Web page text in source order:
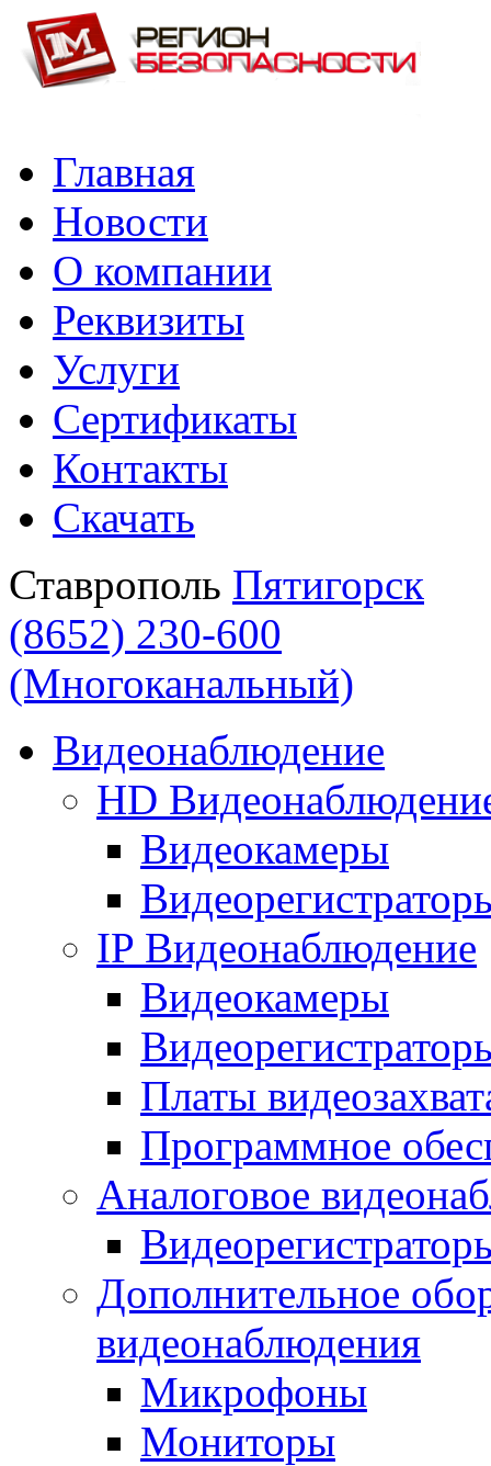
Главная
Новости
О компании
Реквизиты
Услуги
Сертификаты
Контакты
Скачать
Ставрополь Пятигорск
(8652) 230-600
(Многоканальный)
Видеонаблюдение
HD
Видеокамеры
IP Видеонаблюдение
Видеокамеры
Платы
Программное
Аналоговое
Дополнительное
видеонаблюдения
Микрофоны
Мониторы